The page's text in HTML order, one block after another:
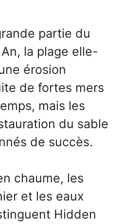
partie du
la plage elle-
érosion
de fortes mers
mais les
du sable
de succès.
chaume, les
et les eaux
Hidden